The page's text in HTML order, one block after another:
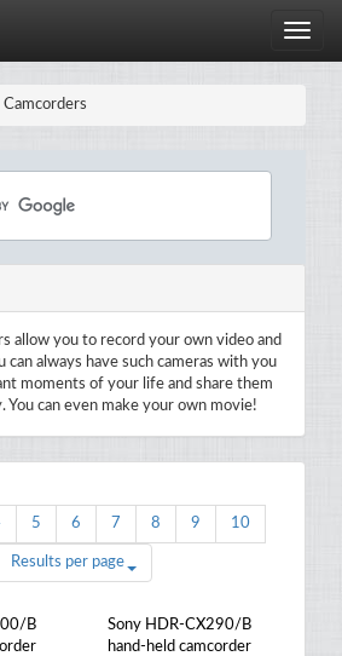
Toggle
Camcorders
allow you to record your own video and
can always have such cameras with you
moments of your life and share them
can even make your own movie!
5 6 7 8 9 10
Results per page
B
Sony HDR-CX290/B
hand-held camcorder